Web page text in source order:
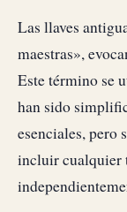
Las llaves
maestras»,
Este término se
han sido
esenciales, pero
incluir cualquier